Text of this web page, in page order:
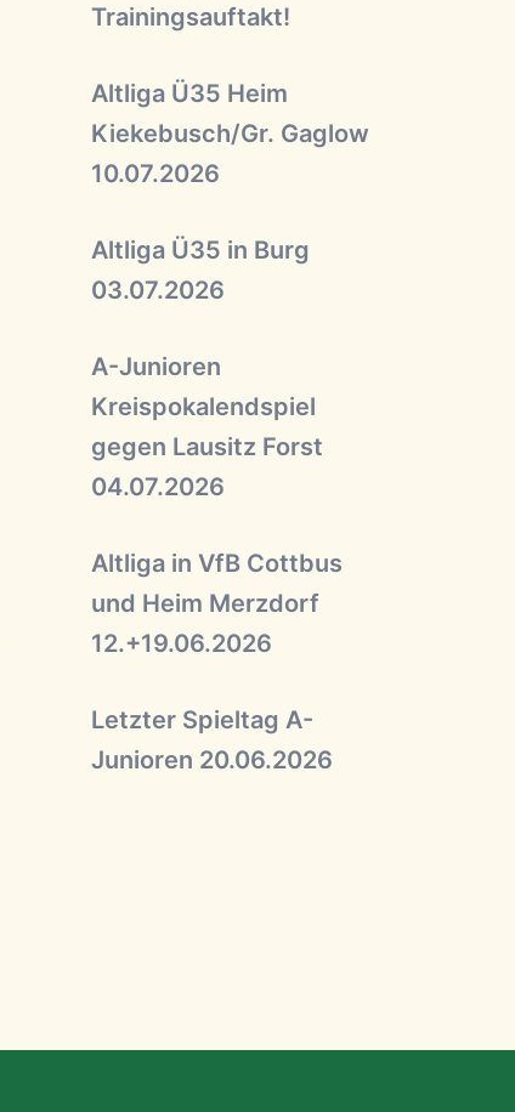
Trainingsauftakt!
Altliga Ü35 Heim
Kiekebusch/Gr. Gaglow
10.07.2026
Altliga Ü35 in Burg
03.07.2026
A-Junioren
Kreispokalendspiel
gegen Lausitz Forst
04.07.2026
Altliga in VfB Cottbus
und Heim Merzdorf
12.+19.06.2026
Letzter Spieltag A-
Junioren 20.06.2026